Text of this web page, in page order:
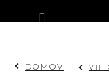
na
DOMOV VIF